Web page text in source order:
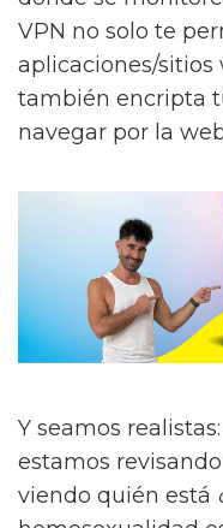
VPN no solo te
aplicaciones/sitios
también encripta
navegar por la
Y seamos
estamos
viendo quién está